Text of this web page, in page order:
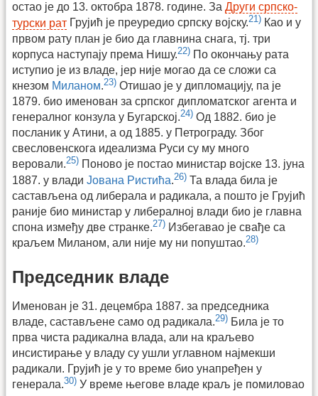
остао је до 13. октобра 1878. године. За Други српско-
турски рат Грујић је преуредио српску војску.21) Као и у
првом рату план је био да главнина снага, тј. три
корпуса наступају према Нишу.22) По окончању рата
иступио је из владе, јер није могао да се сложи са
кнезом Миланом.23) Отишао је у дипломацију, па је
1879. био именован за српског дипломатског агента и
генералног конзула у Бугарској.24) Од 1882. био је
посланик у Атини, а од 1885. у Петрограду. Због
свесловенскога идеализма Руси су му много
веровали.25) Поново је постао министар војске 13. јуна
1887. у влади Јована Ристића.26) Та влада била је
састављена од либерала и радикала, а пошто је Грујић
раније био министар у либералној влади био је главна
спона између две странке.27) Избегавао је свађе са
краљем Миланом, али није му ни попуштао.28)
Председник владе
Именован је 31. децембра 1887. за председника
владе, састављене само од радикала.29) Била је то
прва чиста радикална влада, али на краљево
инсистирање у владу су ушли углавном најмекши
радикали. Грујић је у то време био унапређен у
генерала.30) У време његове владе краљ је помиловао